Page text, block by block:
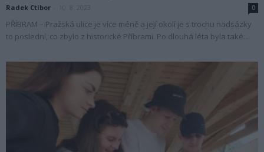
Radek Ctibor 0
PŘÍBRAM – Pražská ulice je více méně a její okolí je s trochu nadsázky
to poslední, co zbylo z historické Příbrami. Po dlouhá léta byla také...